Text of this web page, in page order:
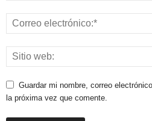
Guardar mi nombre, correo
la próxima vez que comente.